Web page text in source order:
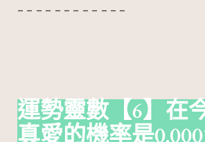
– – – – – – – – – – – –
運勢靈數【6】在